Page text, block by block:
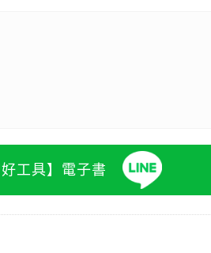
工具】電子書